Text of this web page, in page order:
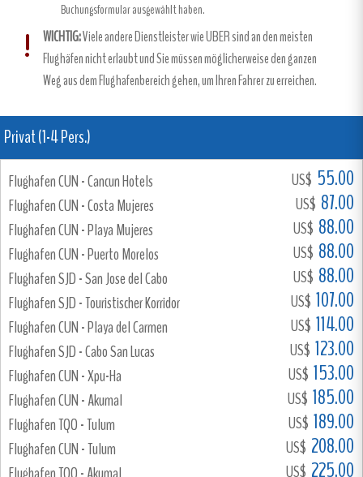
Buchungsformular ausgewählt haben.
WICHTIG:Viele andere Dienstleister wie UBER sind an den meisten
Flughäfen nicht erlaubt und Sie müssen möglicherweise den ganzen
Weg aus dem Flughafenbereich gehen, um Ihren Fahrer zu erreichen.
Privat (1-4 Pers.)
Flughafen CUN - Cancun Hotels US$ 55.00
Flughafen CUN - Costa Mujeres US$ 87.00
Flughafen CUN - Playa Mujeres US$ 88.00
Flughafen CUN - Puerto Morelos US$ 88.00
Flughafen SJD - San Jose del Cabo US$ 88.00
Flughafen SJD - Touristischer Korridor US$ 107.00
Flughafen CUN - Playa del Carmen US$ 114.00
Flughafen SJD - Cabo San Lucas US$ 123.00
Flughafen CUN - Xpu-Ha US$ 153.00
Flughafen CUN - Akumal US$ 185.00
Flughafen TQO - Tulum US$ 189.00
Flughafen CUN - Tulum US$ 208.00
US$ 225.00